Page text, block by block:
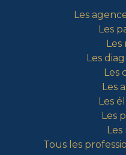
Les
Les
Les
Les
Les
Les
Les
Tous les